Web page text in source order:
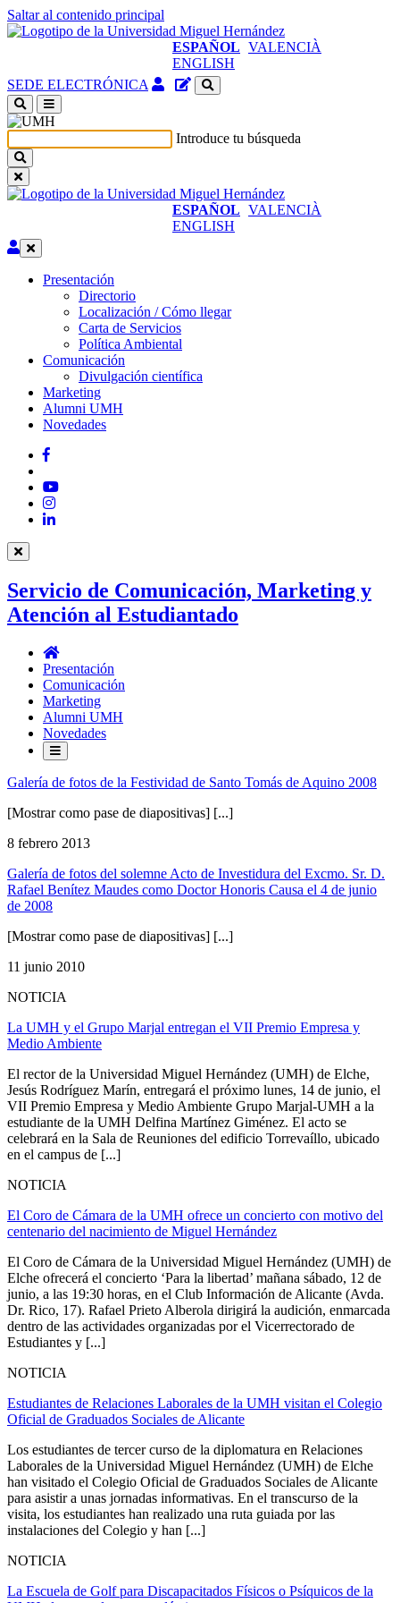
Saltar al contenido principal
ESPAÑOL VALENCIÀ
ENGLISH
SEDE ELECTRÓNICA Acceso
identificado
en
ventana
Gestor
del
sitio
Introduce tu búsqueda
ESPAÑOL VALENCIÀ
ENGLISH
Editar
Presentación
Presentación
Directorio
Localización / Cómo llegar
Carta de Servicios
Política Ambiental
Comunicación
Comunicación
Divulgación científica
Marketing
Alumni UMH
Novedades
Facebook
YouTube
Instagram
LinkedIn
Servicio de Comunicación, Marketing y
Atención al Estudiantado
Servicio
de
Comunicación,
Marketing
y
Atención
al
Estudiantado
Presentación
Comunicación
Marketing
Alumni UMH
Novedades
Galería de fotos de la Festividad de Santo Tomás de Aquino 2008
[Mostrar como pase de diapositivas] [...]
8 febrero 2013
Galería de fotos del solemne Acto de Investidura del Excmo. Sr. D.
Rafael Benítez Maudes como Doctor Honoris Causa el 4 de junio
de 2008
[Mostrar como pase de diapositivas] [...]
11 junio 2010
NOTICIA
La UMH y el Grupo Marjal entregan el VII Premio Empresa y
Medio Ambiente
El rector de la Universidad Miguel Hernández (UMH) de Elche,
Jesús Rodríguez Marín, entregará el próximo lunes, 14 de junio, el
VII Premio Empresa y Medio Ambiente Grupo Marjal-UMH a la
estudiante de la UMH Delfina Martínez Giménez. El acto se
celebrará en la Sala de Reuniones del edificio Torrevaíllo, ubicado
en el campus de [...]
NOTICIA
El Coro de Cámara de la UMH ofrece un concierto con motivo del
centenario del nacimiento de Miguel Hernández
El Coro de Cámara de la Universidad Miguel Hernández (UMH) de
Elche ofrecerá el concierto ‘Para la libertad’ mañana sábado, 12 de
junio, a las 19:30 horas, en el Club Información de Alicante (Avda.
Dr. Rico, 17). Rafael Prieto Alberola dirigirá la audición, enmarcada
dentro de las actividades organizadas por el Vicerrectorado de
Estudiantes y [...]
NOTICIA
Estudiantes de Relaciones Laborales de la UMH visitan el Colegio
Oficial de Graduados Sociales de Alicante
Los estudiantes de tercer curso de la diplomatura en Relaciones
Laborales de la Universidad Miguel Hernández (UMH) de Elche
han visitado el Colegio Oficial de Graduados Sociales de Alicante
para asistir a unas jornadas informativas. En el transcurso de la
visita, los estudiantes han realizado una ruta guiada por las
instalaciones del Colegio y han [...]
NOTICIA
La Escuela de Golf para Discapacitados Físicos o Psíquicos de la